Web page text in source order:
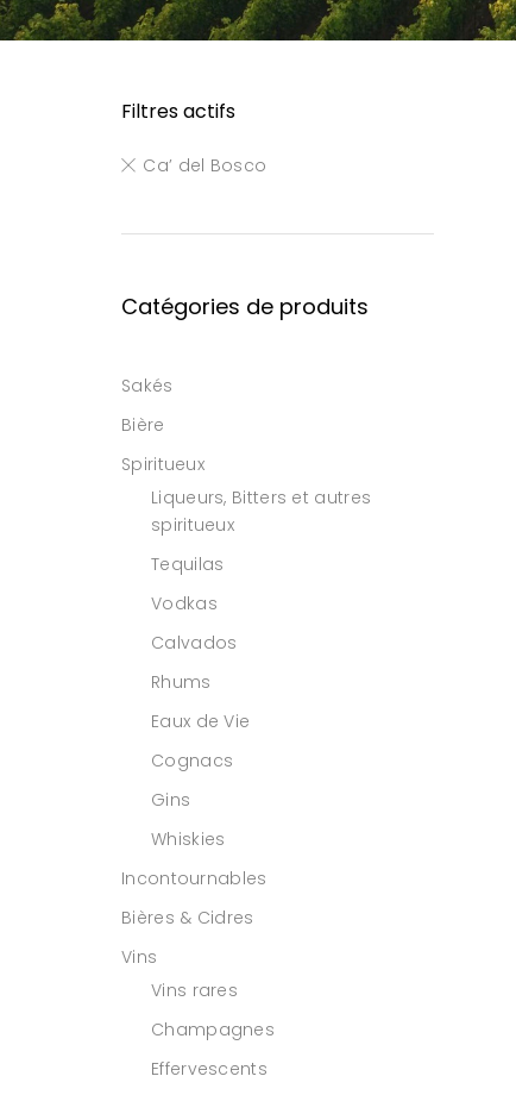
Filtres actifs
Ca’ del Bosco
Catégories de produits
Sakés
Bière
Spiritueux
Liqueurs, Bitters et autres
spiritueux
Tequilas
Vodkas
Calvados
Rhums
Eaux de Vie
Cognacs
Gins
Whiskies
Incontournables
Bières & Cidres
Vins
Vins rares
Champagnes
Effervescents